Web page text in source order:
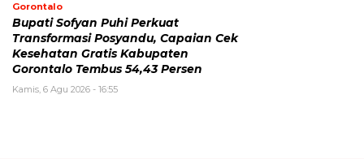
Gorontalo
Bupati Sofyan Puhi Perkuat
Transformasi Posyandu, Capaian Cek
Kesehatan Gratis Kabupaten
Gorontalo Tembus 54,43 Persen
Kamis, 6 Agu 2026 - 16:55